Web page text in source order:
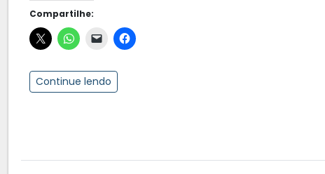
Compartilhe:
Continue lendo